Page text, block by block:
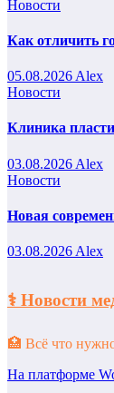
Новости
Как отличить
05.08.2026 Alex
Новости
Клиника
03.08.2026 Alex
Новости
Новая
03.08.2026 Alex
⚕️ Новости
🏥 Всё что
На платформе